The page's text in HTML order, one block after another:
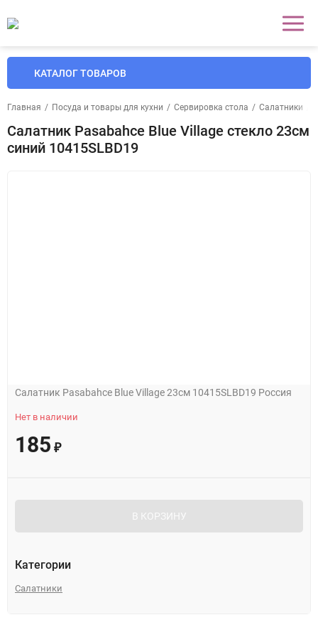
КАТАЛОГ ТОВАРОВ
Главная / Посуда и товары для кухни / Сервировка стола / Салатники
Салатник Pasabahce Blue Village стекло 23см
синий 10415SLBD19
Салатник Pasabahce Blue Village 23см 10415SLBD19 Россия
Нет в наличии
185 ₽
В КОРЗИНУ
Категории
Салатники